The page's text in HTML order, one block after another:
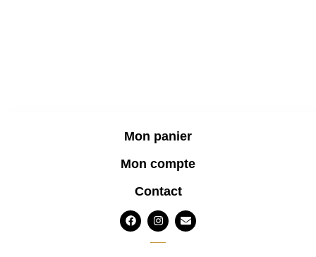
Mon panier
Mon compte
Contact
F
a
c
I
n
s
t
E
n
v